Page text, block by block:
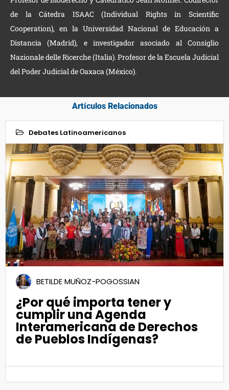
de la Cátedra ISAAC (Individual Rights in Scientific
Cooperation), en la Universidad Nacional de Educación a
Distancia (Madrid), e investigador asociado al Consiglio
Nazionale delle Ricerche (Italia). Profesor de la Escuela Judicial
del Poder Judicial de Oaxaca (México).
Artículos Relacionados
Debates Latinoamericanos
08
Ago 2023
BETILDE MUÑOZ-POGOSSIAN
¿Por qué importa tener y
cumplir una Agenda
Interamericana de Derechos
de Pueblos Indígenas?